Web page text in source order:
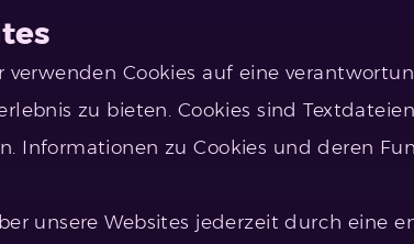
verwenden Cookies auf eine
zu bieten. Cookies sind
Informationen zu Cookies und deren
unsere Websites jederzeit durch eine